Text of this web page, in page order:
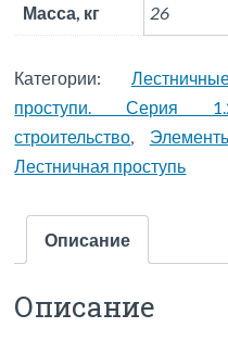
Масса, кг 26
Категории:
проступи. Серия
строительство,
Лестничная проступь
Описание
Описание